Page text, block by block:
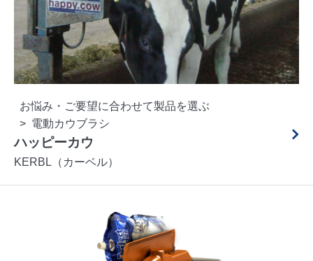
お悩み・ご要望に合わせて製品を選ぶ
電動カウブラシ
ハッピーカウ
KERBL（カーベル）